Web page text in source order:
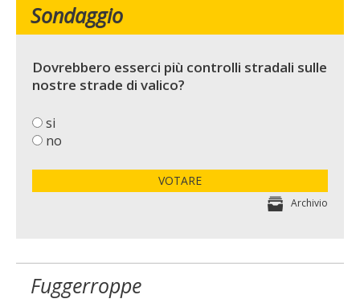
Sondaggio
Dovrebbero esserci più controlli stradali sulle
nostre strade di valico?
si
no
VOTARE
Archivio
Fuggerroppe